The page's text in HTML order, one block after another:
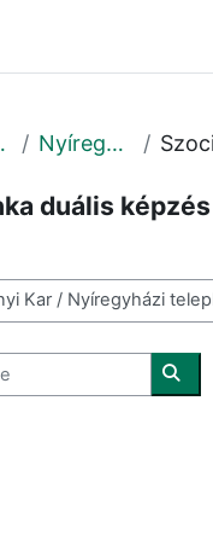
Kar Nyíregyházi telephely
duális